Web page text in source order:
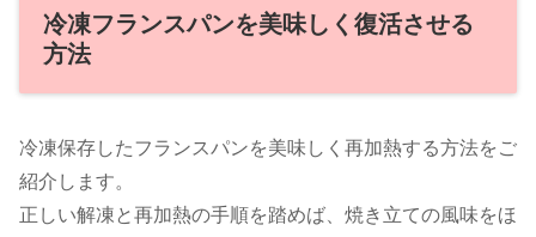
冷凍フランスパンを美味しく復活させる
方法
冷凍保存したフランスパンを美味しく再加熱する方法をご
紹介します。
正しい解凍と再加熱の手順を踏めば、焼き立ての風味をほ